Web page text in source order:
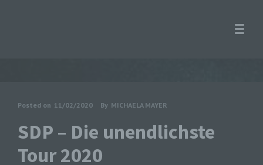
Posted on 11/02/2020 By MICHAELA MAYER
SDP – Die unendlichste
Tour 2020